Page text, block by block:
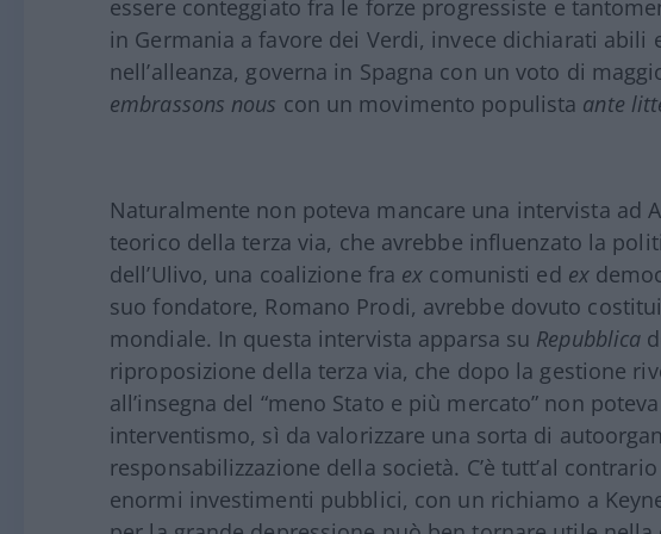
essere conteggiato fra le forze progressiste e
in Germania a favore dei Verdi, invece dichiarati
nell’alleanza, governa in Spagna con un voto di
embrassons nous con un movimento populista ante
Naturalmente non poteva mancare una intervista ad
teorico della terza via, che avrebbe influenzato la
dell’Ulivo, una coalizione fra ex comunisti ed ex
suo fondatore, Romano Prodi, avrebbe dovuto
mondiale. In questa intervista apparsa su Repubblica
riproposizione della terza via, che dopo la gestione
all’insegna del “meno Stato e più mercato” non
interventismo, sì da valorizzare una sorta di
responsabilizzazione della società. C’è tutt’al
enormi investimenti pubblici, con un richiamo a